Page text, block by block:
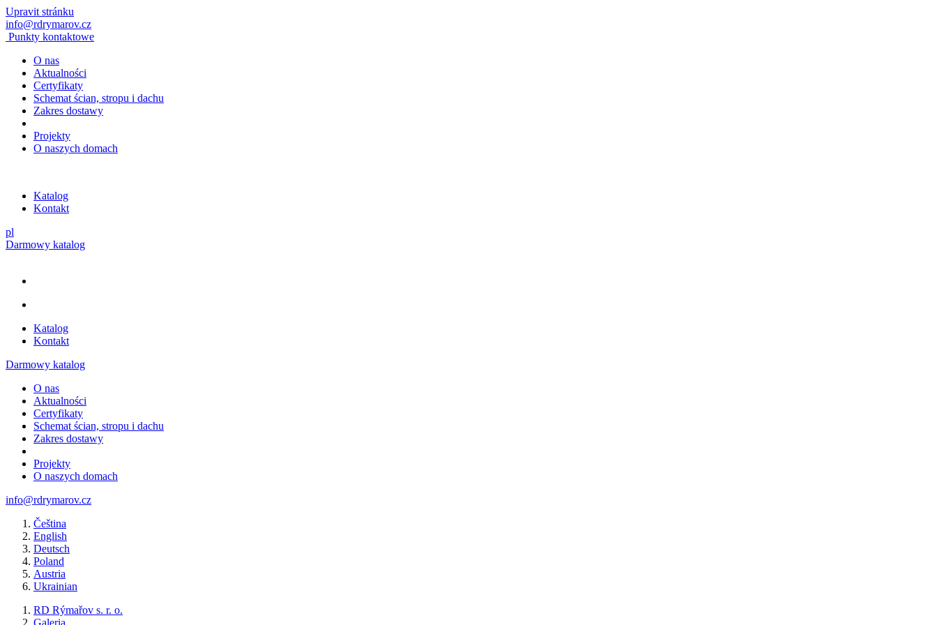
Upravit stránku
info@rdrymarov.cz
Punkty kontaktowe
O nas
Aktualności
Certyfikaty
Schemat ścian, stropu i dachu
Zakres dostawy
Projekty
O naszych domach
Katalog
Kontakt
pl
Darmowy katalog
Katalog
Kontakt
Darmowy katalog
O nas
Aktualności
Certyfikaty
Schemat ścian, stropu i dachu
Zakres dostawy
Projekty
O naszych domach
info@rdrymarov.cz
Čeština
English
Deutsch
Poland
Austria
Ukrainian
RD Rýmařov s. r. o.
Galeria